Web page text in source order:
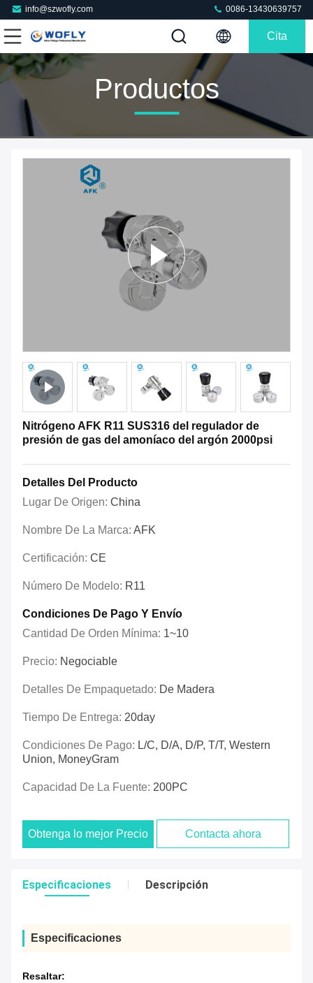
info@szwofly.com 0086-13430639757
Cita
Productos
Nitrógeno AFK R11 SUS316 del regulador de
presión de gas del amoníaco del argón 2000psi
Detalles Del Producto
Lugar De Origen: China
Nombre De La Marca: AFK
Certificación: CE
Número De Modelo: R11
Condiciones De Pago Y Envío
Cantidad De Orden Mínima: 1~10
Precio: Negociable
Detalles De Empaquetado: De Madera
Tiempo De Entrega: 20day
Condiciones De Pago: L/C, D/A, D/P, T/T, Western
Union, MoneyGram
Capacidad De La Fuente: 200PC
Obtenga lo mejor Precio Contacta ahora
Especificaciones Descripción
Especificaciones
Resaltar: